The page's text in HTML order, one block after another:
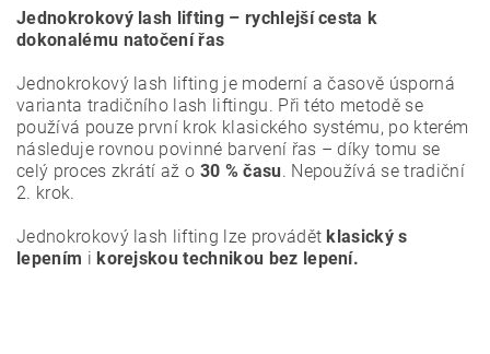
Jednokrokový lash lifting – rychlejší cesta k
dokonalému natočení řas
Jednokrokový lash lifting je moderní a časově úsporná
varianta tradičního lash liftingu. Při této metodě se
používá pouze první krok klasického systému, po kterém
následuje rovnou povinné barvení řas – díky tomu se
celý proces zkrátí až o 30 % času. Nepoužívá se tradiční
2. krok.
Jednokrokový lash lifting lze provádětklasický s
lepením ikorejskou technikou bez lepení.